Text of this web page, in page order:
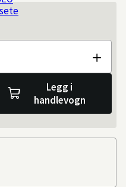
Legg i
handlevogn